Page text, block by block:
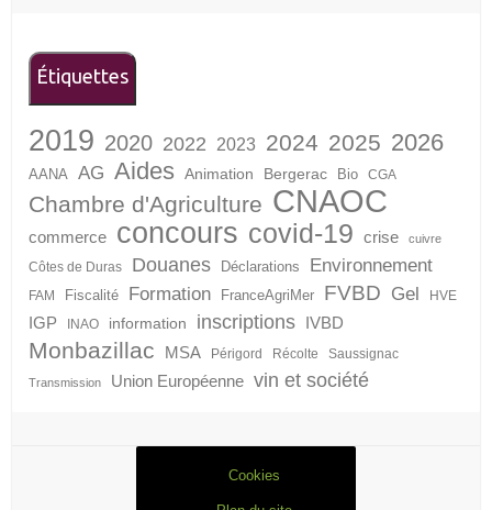
Étiquettes
2019 2020 2022 2023 2024 2025 2026
AANA AG Aides Animation Bergerac Bio CGA
Chambre d'Agriculture CNAOC
commerce concours covid-19 crise cuivre
Côtes de Duras Douanes Déclarations Environnement
FAM Fiscalité Formation FranceAgriMer FVBD Gel HVE
IGP INAO information inscriptions IVBD
Monbazillac MSA Périgord Récolte Saussignac
Transmission Union Européenne vin et société
Cookies